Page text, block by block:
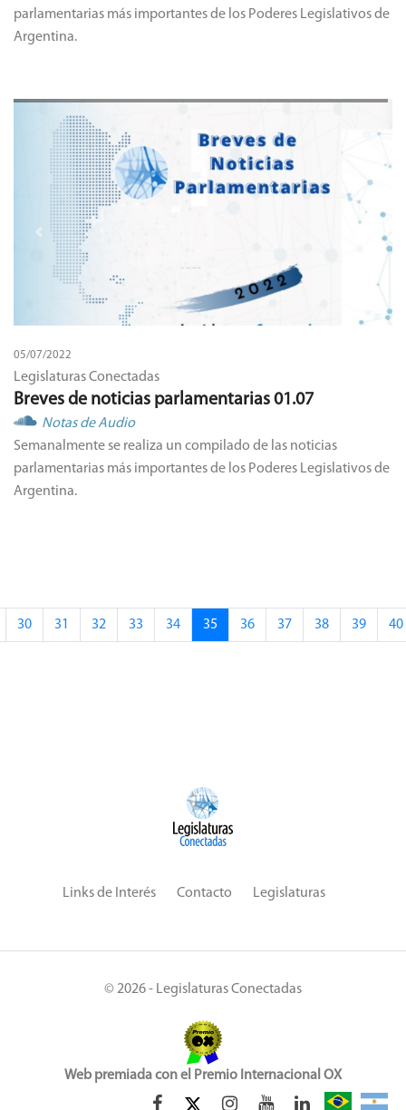
parlamentarias más importantes de los Poderes Legislativos de
Argentina.
05/07/2022
Legislaturas Conectadas
Breves de noticias parlamentarias 01.07
Notas de Audio
Semanalmente se realiza un compilado de las noticias
parlamentarias más importantes de los Poderes Legislativos de
Argentina.
30 31 32 33 34 35 36 37 38 39 40
Links de Interés Contacto Legislaturas
© 2026 - Legislaturas Conectadas
Web premiada con el Premio Internacional OX